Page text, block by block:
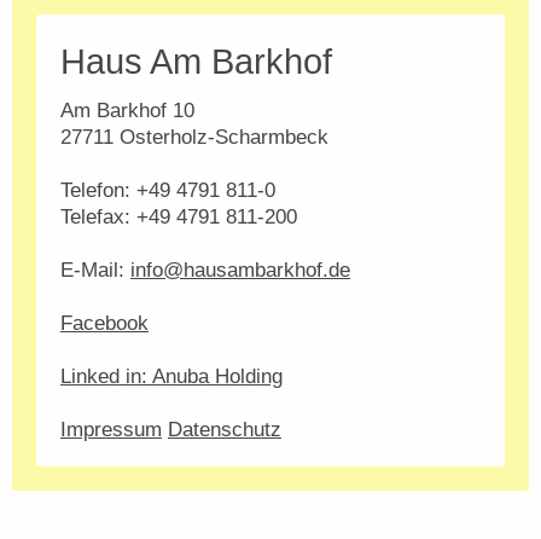
Haus Am Barkhof
Am Barkhof 10
27711 Osterholz-Scharmbeck
Telefon: +49 4791 811-0
Telefax: +49 4791 811-200
E-Mail: info@hausambarkhof.de
Facebook
Linked in: Anuba Holding
Impressum Datenschutz